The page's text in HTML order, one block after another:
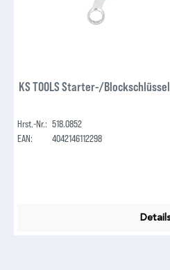
KS TOOLS Starter-/
Hrst.-Nr.: 518.0852
EAN:
4042146112298